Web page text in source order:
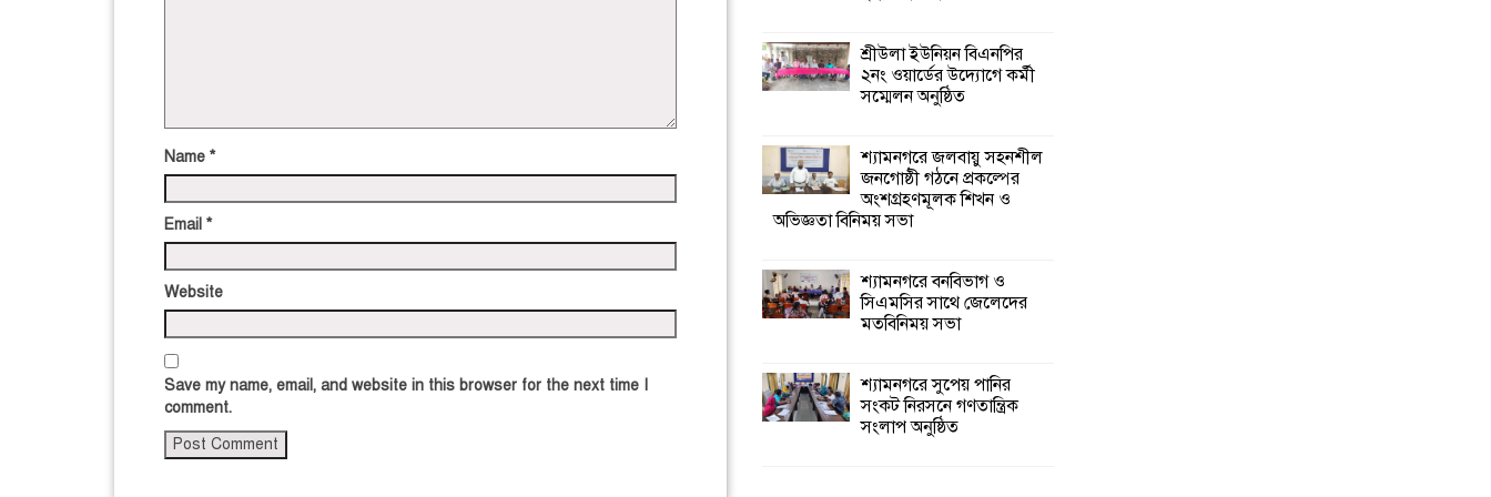
Name *
Email *
Website
Save my name, email, and website in this browser for the next time I
comment.
শ্রীউলা ইউনিয়ন বিএনপির
২নং ওয়ার্ডের উদ্যোগে কর্মী
সম্মেলন অনুষ্ঠিত
শ্যামনগরে জলবায়ু সহনশীল
জনগোষ্ঠী গঠনে প্রকল্পের
অংশগ্রহণমূলক শিখন ও
অভিজ্ঞতা বিনিময় সভা
শ্যামনগরে বনবিভাগ ও
সিএমসির সাথে জেলেদের
মতবিনিময় সভা
শ্যামনগরে সুপেয় পানির
সংকট নিরসনে গণতান্ত্রিক
সংলাপ অনুষ্ঠিত